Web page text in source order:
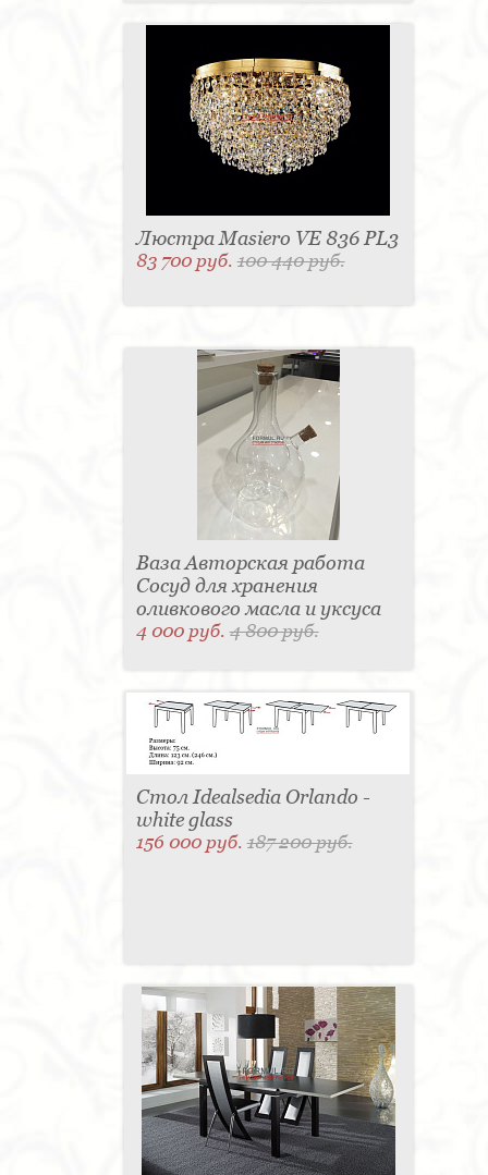
Люстра Masiero VE 836 PL3
83 700 руб.100 440 руб.
Ваза Авторская работа
Сосуд для хранения
оливкового масла и уксуса
4 000 руб.4 800 руб.
Стол Idealsedia Orlando -
white glass
156 000 руб.187 200 руб.